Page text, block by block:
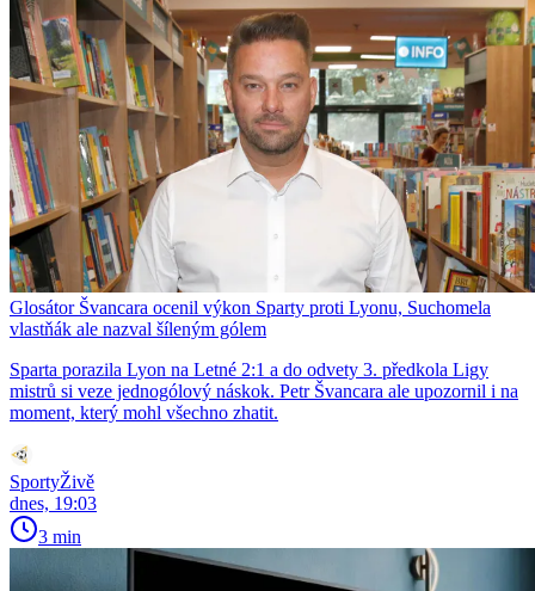
Glosátor Švancara ocenil výkon Sparty proti Lyonu, Suchomela
vlastňák ale nazval šíleným gólem
Sparta porazila Lyon na Letné 2:1 a do odvety 3. předkola Ligy
mistrů si veze jednogólový náskok. Petr Švancara ale upozornil i na
moment, který mohl všechno zhatit.
SportyŽivě
dnes, 19:03
3 min